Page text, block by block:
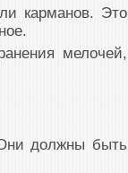
карманов. Это
мелочей,
должны быть